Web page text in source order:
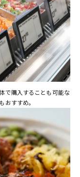
で購入することも可能な
おすすめ。